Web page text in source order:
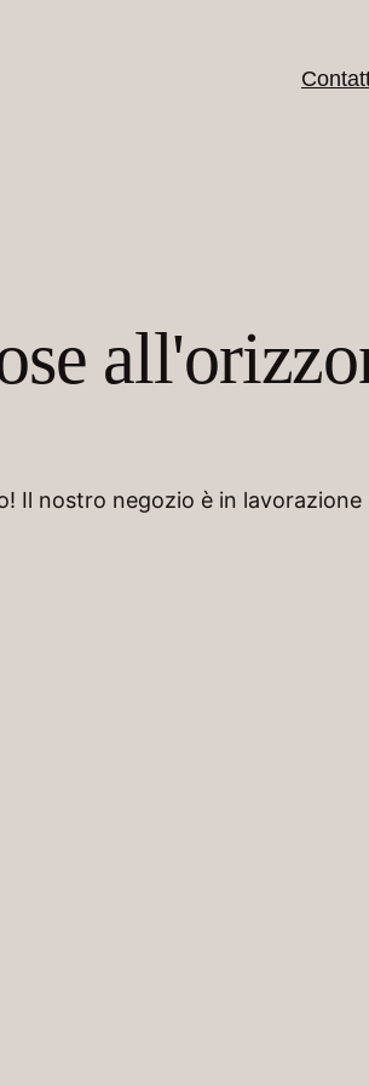
Il nostro negozio è in